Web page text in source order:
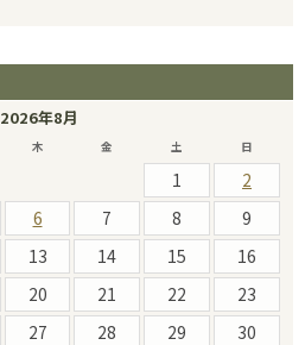
2026年8月
木 金 土 日
1
2
6 7 8
9
13 14 15
16
20 21 22
23
27 28 29
30